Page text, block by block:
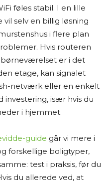
føles stabil. I en lille
selv en billig løsning
i flere plan
Hvis routeren
børneværelset er i det
etage, kan signalet
netværk eller en enkelt
især hvis du
i hjemmet.
guide går vi mere i
forskellige boligtyper,
test i praksis, før du
du allerede ved, at